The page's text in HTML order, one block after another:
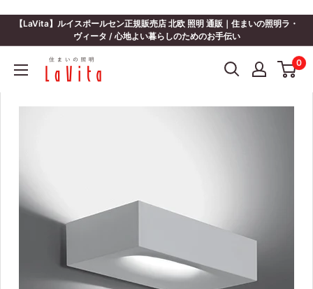
ツ
【LaVita】ルイスポールセン正規販売店 北欧 照明 通販｜住まいの照明ラ・
ヴィータ / 心地よい暮らしのためのお手伝い
住
タ
0